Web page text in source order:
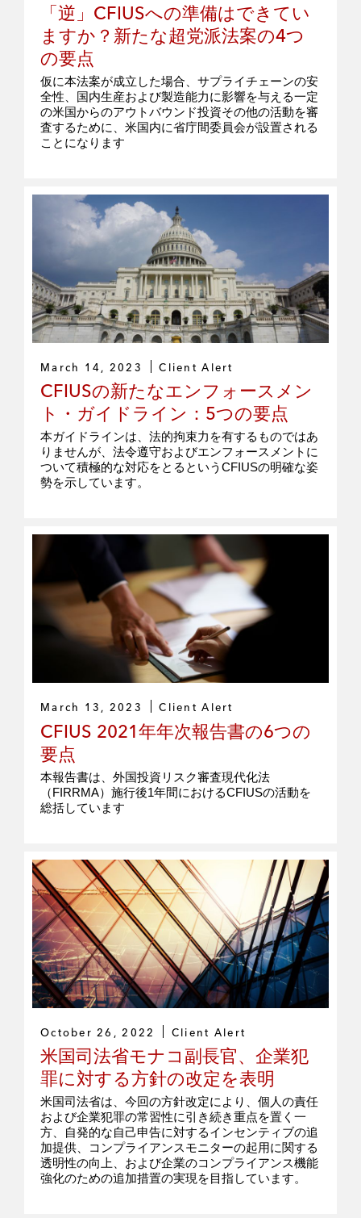
「逆」CFIUSへの準備はできてい
ますか？新たな超党派法案の4つ
の要点
仮に本法案が成立した場合、サプライチェーンの安
全性、国内生産および製造能力に影響を与える一定
の米国からのアウトバウンド投資その他の活動を審
査するために、米国内に省庁間委員会が設置される
ことになります
March 14, 2023 Client Alert
CFIUSの新たなエンフォースメン
ト・ガイドライン：5つの要点
本ガイドラインは、法的拘束力を有するものではあ
りませんが、法令遵守およびエンフォースメントに
ついて積極的な対応をとるというCFIUSの明確な姿
勢を示しています。
March 13, 2023 Client Alert
CFIUS 2021年年次報告書の6つの
要点
本報告書は、外国投資リスク審査現代化法
（FIRRMA）施行後1年間におけるCFIUSの活動を
総括しています
October 26, 2022 Client Alert
米国司法省モナコ副長官、企業犯
罪に対する方針の改定を表明
米国司法省は、今回の方針改定により、個人の責任
および企業犯罪の常習性に引き続き重点を置く一
方、自発的な自己申告に対するインセンティブの追
加提供、コンプライアンスモニターの起用に関する
透明性の向上、および企業のコンプライアンス機能
強化のための追加措置の実現を目指しています。